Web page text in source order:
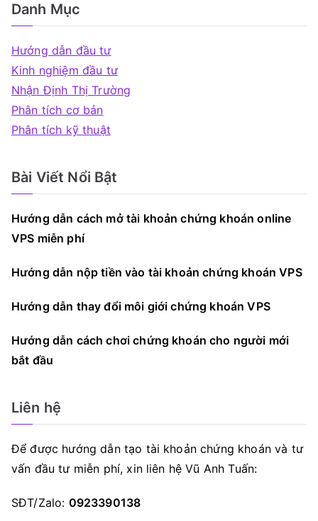
Danh Mục
Hướng dẫn đầu tư
Kinh nghiệm đầu tư
Nhận Định Thị Trường
Phân tích cơ bản
Phân tích kỹ thuật
Bài Viết Nổi Bật
Hướng dẫn cách mở tài khoản chứng khoán online
VPS miễn phí
Hướng dẫn nộp tiền vào tài khoản chứng khoán VPS
Hướng dẫn thay đổi môi giới chứng khoán VPS
Hướng dẫn cách chơi chứng khoán cho người mới
bắt đầu
Liên hệ
Để được hướng dẫn tạo tài khoản chứng khoán và tư
vấn đầu tư miễn phí, xin liên hệ Vũ Anh Tuấn:
SĐT/Zalo: 0923390138